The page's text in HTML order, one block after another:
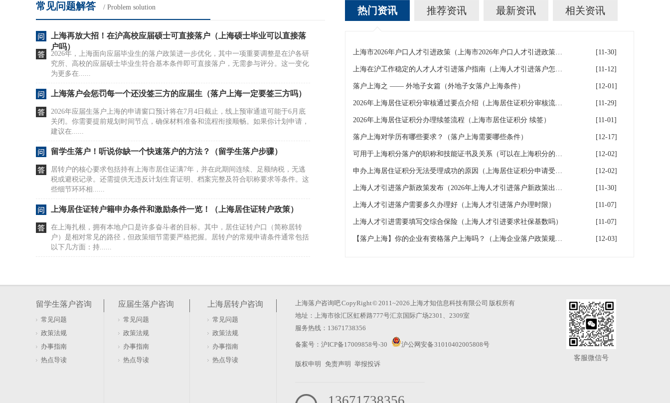
常见问题解答 / Problem solution
上海再放大招！在沪高校应届硕士可直接落户（上海硕士毕业可以直接落
户吗）
2026年，上海面向应届毕业生的落户政策进一步优化，其中一项重要调整是在沪各研
究所、高校的应届硕士毕业生符合基本条件即可直接落户，无需参与评分。这一变化
为更多在......
上海落户会惩罚每一个还没签三方的应届生（落户上海一定要签三方吗）
2026年应届生落户上海的申请窗口预计将在7月4日截止，线上预审通道可能于6月底
关闭。你需要提前规划时间节点，确保材料准备和流程衔接顺畅。如果你计划申请，
建议在......
留学生落户！听说你缺一个快速落户的方法？（留学生落户步骤）
居转户的核心要求包括持有上海市居住证满7年，并在此期间连续、足额纳税，无逃
税或避税记录。还需提供无违反计划生育证明、档案完整及符合职称要求等条件。这
些细节环环相......
上海居住证转户籍申办条件和激励条件一览！（上海居住证转户政策）
在上海扎根，拥有本地户口是许多奋斗者的目标。其中，居住证转户口（简称居转
户）是相对常见的路径，但政策细节需要严格把握。居转户的常规申请条件通常包括
以下几方面：持......
上海居住证积分达到120分是享受子女教育、医保、居转户等权益的重要门槛，但积
每个人的学......
上海人才引进落户申报材料及办理流程（2026年上海人才引进落户办理流
程）
上海人才引进政策对申报单位和申请人都有明确要求，整个流程涉及材料准备、单位
海，需要重点关......
热门资讯 推荐资讯 最新资讯 相关资讯
上海市2026年户口人才引进政策（上海市2026年户口人才引进政策文件） [11-30]
上海在沪工作稳定的人才人才引进落户指南（上海人才引进落户怎么办理） [11-12]
落户上海之 —— 外地子女篇（外地子女落户上海条件） [12-01]
2026年上海居住证积分审核通过要点介绍（上海居住证积分审核流程） [11-29]
2026年上海居住证积分办理续签流程（上海市居住证积分 续签） [11-01]
落户上海对学历有哪些要求？（落户上海需要哪些条件） [12-17]
可用于上海积分落户的职称和技能证书及关系（可以在上海积分的技能证书） [12-02]
申办上海居住证积分无法受理成功的原因（上海居住证积分申请受理通过,等待审批） [12-02]
上海人才引进落户新政策发布（2026年上海人才引进落户新政策出炉） [11-30]
上海人才引进落户需要多久办理好（上海人才引进落户办理时限） [11-07]
上海人才引进需要填写交综合保险（上海人才引进要求社保基数吗） [11-07]
【落户上海】你的企业有资格落户上海吗？（上海企业落户政策规定） [12-03]
留学生落户咨询
常见问题
政策法规
办事指南
热点导读
应届生落户咨询
常见问题
政策法规
办事指南
热点导读
上海居转户咨询
常见问题
政策法规
办事指南
热点导读
上海落户咨询吧CopyRight © 2011~2026 上海才知信息科技有限公司 版权所有
地址：上海市徐汇区虹桥路777号汇京国际广场2301、2309室
服务热线：13671738356
备案号： 沪ICP备17009858号-30 沪公网安备 31010402005808号
版权申明 免责声明 举报投诉
客服微信号